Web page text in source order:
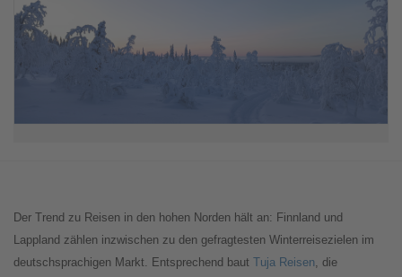
Der Trend zu Reisen in den hohen Norden hält an: Finnland und
Lappland zählen inzwischen zu den gefragtesten Winterreisezielen im
deutschsprachigen Markt. Entsprechend baut Tuja Reisen, die